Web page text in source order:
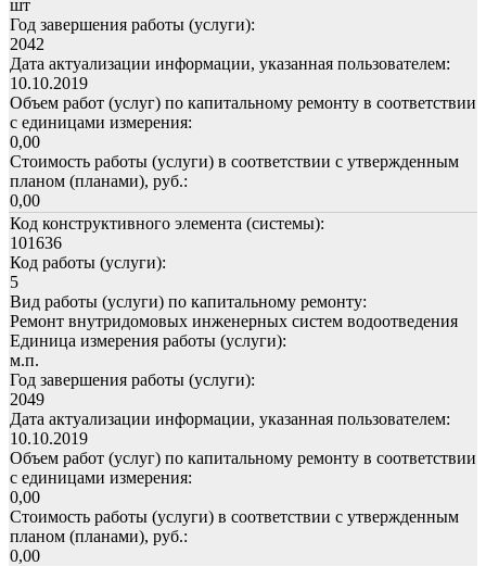
шт
Год завершения работы (услуги):
2042
Дата актуализации информации, указанная пользователем:
10.10.2019
Объем работ (услуг) по капитальному ремонту в соответствии
с единицами измерения:
0,00
Стоимость работы (услуги) в соответствии с утвержденным
планом (планами), руб.:
0,00
Код конструктивного элемента (системы):
101636
Код работы (услуги):
5
Вид работы (услуги) по капитальному ремонту:
Ремонт внутридомовых инженерных систем водоотведения
Единица измерения работы (услуги):
м.п.
Год завершения работы (услуги):
2049
Дата актуализации информации, указанная пользователем:
10.10.2019
Объем работ (услуг) по капитальному ремонту в соответствии
с единицами измерения:
0,00
Стоимость работы (услуги) в соответствии с утвержденным
планом (планами), руб.:
0,00